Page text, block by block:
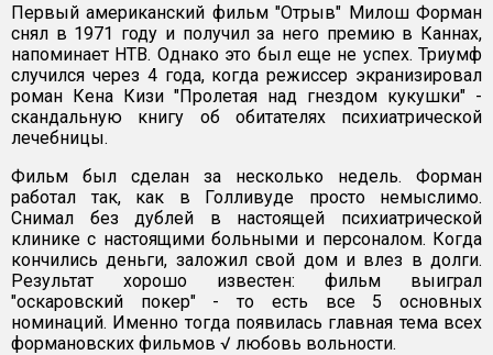
Первый американский фильм "Отрыв" Милош Форман
снял в 1971 году и получил за него премию в Каннах,
напоминает НТВ. Однако это был еще не успех. Триумф
случился через 4 года, когда режиссер экранизировал
роман Кена Кизи "Пролетая над гнездом кукушки" -
скандальную книгу об обитателях психиатрической
лечебницы.
Фильм был сделан за несколько недель. Форман
работал так, как в Голливуде просто немыслимо.
Снимал без дублей в настоящей психиатрической
клинике с настоящими больными и персоналом. Когда
кончились деньги, заложил свой дом и влез в долги.
Результат хорошо известен: фильм выиграл
"оскаровский покер" - то есть все 5 основных
номинаций. Именно тогда появилась главная тема всех
формановских фильмов √ любовь вольности.